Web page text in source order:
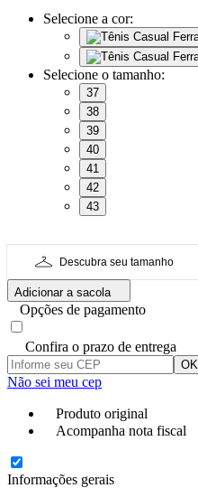
Selecione a cor:
Selecione o tamanho:
37
38
39
40
41
42
43
Descubra seu tamanho
Adicionar a sacola
Opções de pagamento
Confira o prazo de entrega
OK
Não sei meu cep
Produto original
Acompanha nota fiscal
Informações gerais